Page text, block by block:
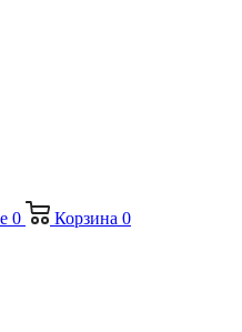
0 Корзина 0